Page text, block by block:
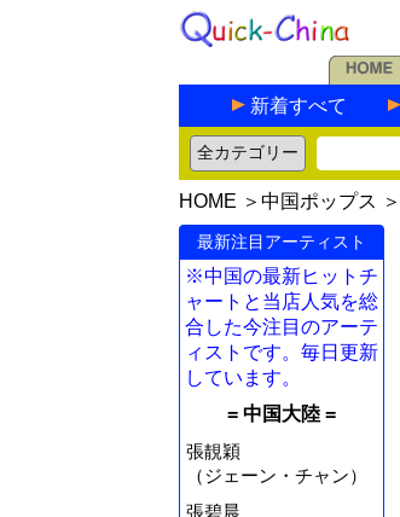
新着すべて
HOME ＞ 中国ポップス ＞
最新注目アーティスト
※中国の最新ヒットチ
ャートと当店人気を総
合した今注目のアーテ
ィストです。毎日更新
しています。
= 中国大陸 =
張靚穎
（ジェーン・チャン）
張碧晨